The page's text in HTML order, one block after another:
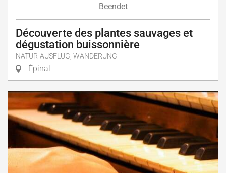
Beendet
Découverte des plantes sauvages et
dégustation buissonnière
NATUR-AUSFLUG, WANDERUNG
Épinal